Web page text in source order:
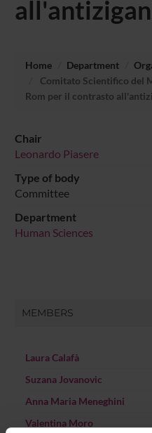
Home Department
Comitato Scientifico del
Rom per il contrasto
Chair
Leonardo Piasere
Type of body
Committee
Department
Human Sciences
MEMBERS
Laura Calafà
Suzana Jovanovic
Anna Maria Meneghini
Valentina Moro